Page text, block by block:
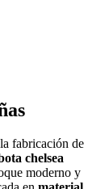
fabricación de
chelsea
moderno y